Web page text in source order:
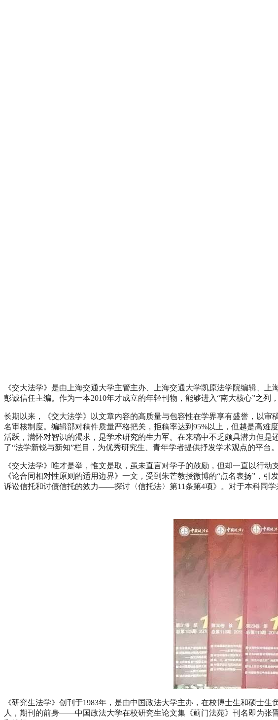
《交大法学》是由上海交通大学主管主办、上海交通大学凯原法学院编辑、
彭诚信任主编。作为一本2010年才成立的年轻刊物，能够进入“南大核心”之列
长期以来，《交大法学》以文章内容的高质量与包容性在学界享有盛誉，以
名审核制度。编辑部对稿件质量严格把关，拒稿率达到95%以上，但越是高
活跃，满怀对智识的渴求，是学术研究的生力军。在来稿中不乏颇具潜力但
了“法学新锐与新知”栏目，为优秀研究生、青年学者提供抒发学术观点的平台。
《交大法学》唯才是举，惟文是取，虽未直言对学子的鼓励，但却一直以行
《论合同相对性原则的适用边界》一文，受到朱芒教授微博的“点名表扬”，
诉讼信托和讨债信托的效力——探讨〈信托法〉第11条第4项》。对于本科同学
《研究生法学》创刊于1983年，是由中国政法大学主办，在校博士生和硕士
人，期刊的前身——中国政法大学在校研究生论文集《蓟门法苑》刊名即为张